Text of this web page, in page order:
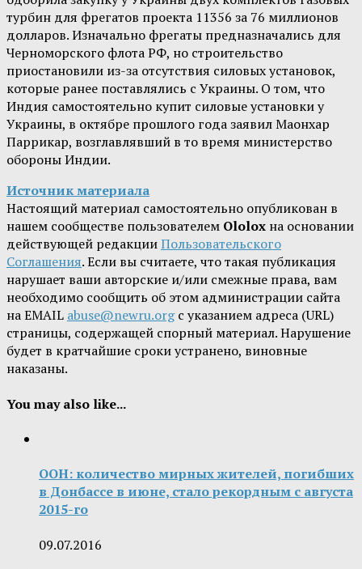
турбин для фрегатов проекта 11356 за 76 миллионов
долларов. Изначально фрегаты предназначались для
Черноморского флота РФ, но строительство
приостановили из-за отсутствия силовых установок,
которые ранее поставлялись с Украины. О том, что
Индия самостоятельно купит силовые установки у
Украины, в октябре прошлого года заявил Маонхар
Паррикар, возглавлявший в то время министерство
обороны Индии.
Источник материала
Настоящий материал самостоятельно опубликован в
нашем сообществе пользователем Ololox на основании
действующей редакцииПользовательского
Соглашения. Если вы считаете, что такая публикация
нарушает ваши авторские и/или смежные права, вам
необходимо сообщить об этом администрации сайта
на EMAIL abuse@newru.orgс указанием адреса (URL)
страницы, содержащей спорный материал. Нарушение
будет в кратчайшие сроки устранено, виновные
наказаны.
You may also like...
ООН: количество мирных жителей, погибших
в Донбассе в июне, стало рекордным с августа
2015-го
09.07.2016